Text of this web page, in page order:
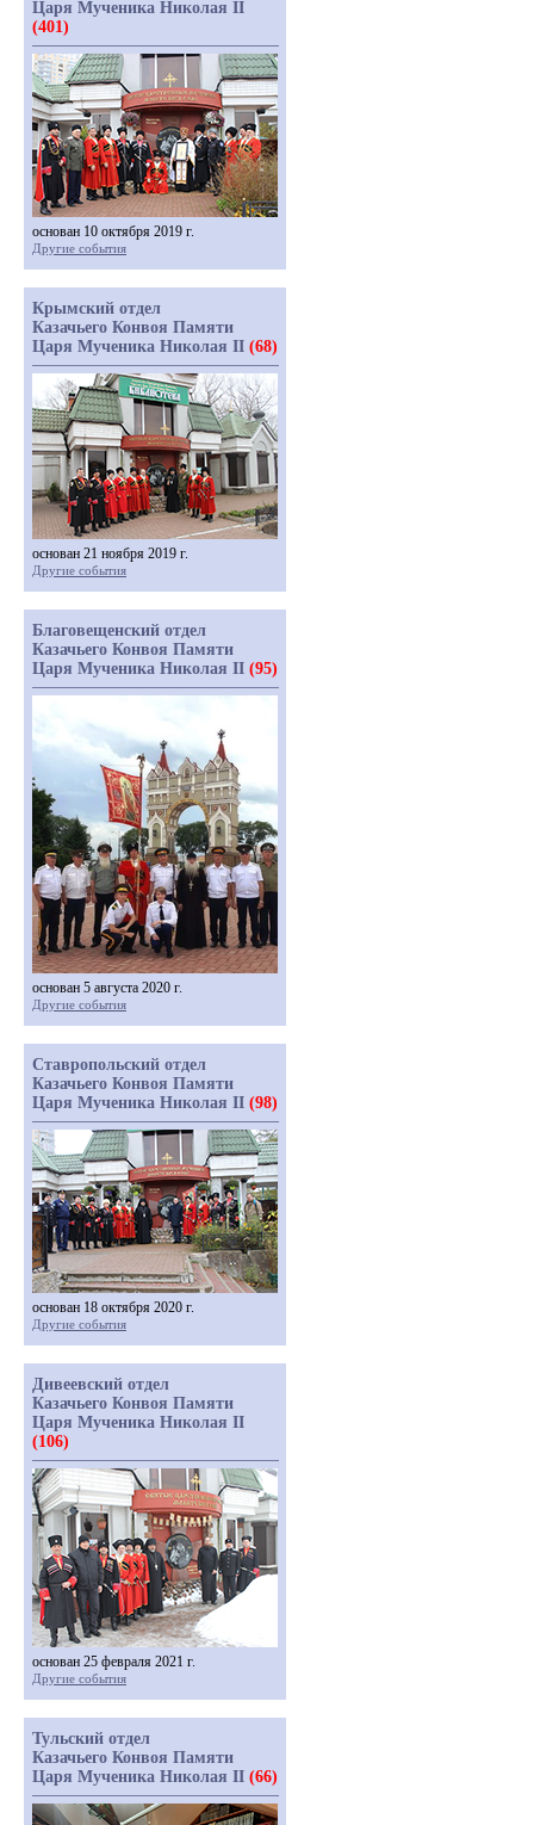
Царя Мученика Николая II
(401)
основан 10 октября 2019 г.
Другие события
Крымский отдел
Казачьего Конвоя Памяти
Царя Мученика Николая II (68)
основан 21 ноября 2019 г.
Другие события
Благовещенский отдел
Казачьего Конвоя Памяти
Царя Мученика Николая II (95)
основан 5 августа 2020 г.
Другие события
Ставропольский отдел
Казачьего Конвоя Памяти
Царя Мученика Николая II (98)
основан 18 октября 2020 г.
Другие события
Дивеевский отдел
Казачьего Конвоя Памяти
Царя Мученика Николая II
(106)
основан 25 февраля 2021 г.
Другие события
Тульский отдел
Казачьего Конвоя Памяти
Царя Мученика Николая II (66)